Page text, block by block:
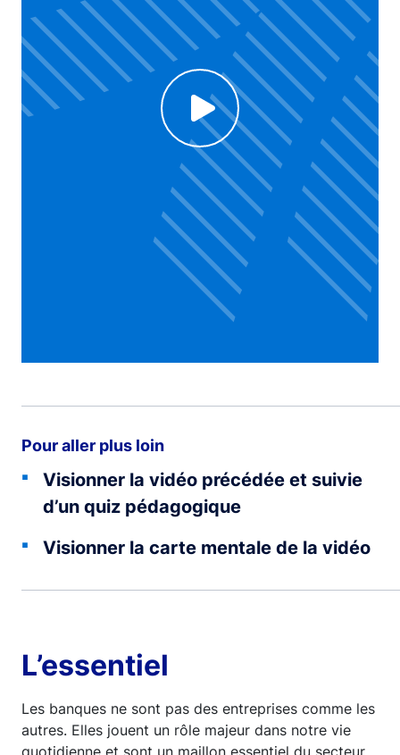
Voir la vidéo
Click to enable Youtube cookies and see content
Pour aller plus loin
Visionner la vidéo précédée et suivie
d’un quiz pédagogique
Visionner la carte mentale de la vidéo
L’essentiel
Les banques ne sont pas des entreprises comme les
autres. Elles jouent un rôle majeur dans notre vie
quotidienne et sont un maillon essentiel du secteur